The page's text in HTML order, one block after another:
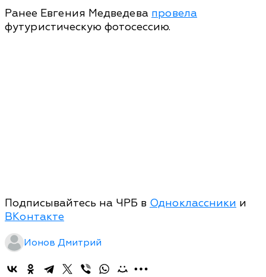
Ранее Евгения Медведева провела
футуристическую фотосессию.
Подписывайтесь на ЧРБ в Одноклассники и
ВКонтакте
Ионов Дмитрий